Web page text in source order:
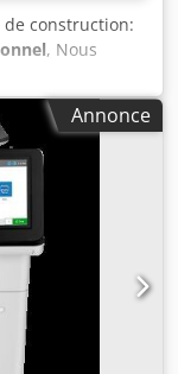
de construction:
, Nous
vide HSA
2017 mais
donc à peine
en production.
Annonce